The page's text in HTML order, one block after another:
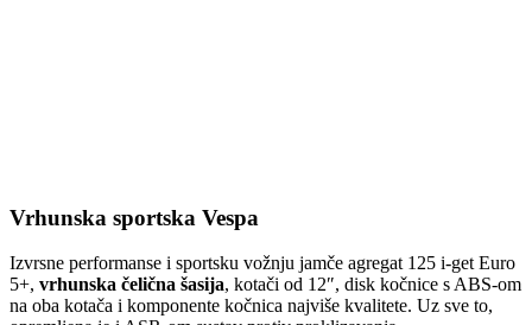
Vrhunska sportska Vespa
Izvrsne performanse i sportsku vožnju jamče agregat 125 i-get Euro
5+, vrhunska čelična šasija, kotači od 12″, disk kočnice s ABS-om
na oba kotača i komponente kočnica najviše kvalitete. Uz sve to,